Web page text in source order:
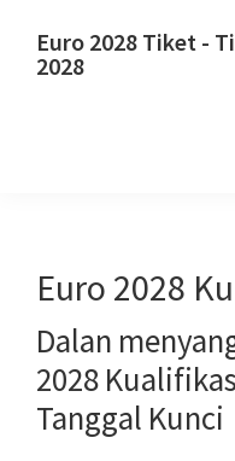
menyang
menyang
Euro 2028 Tiket -
2028
Tiket
Kejuaraan
Bola
UEFA
Eropa,
Wembley
Euro 2028
Dalan
2028
Tanggal Kunci